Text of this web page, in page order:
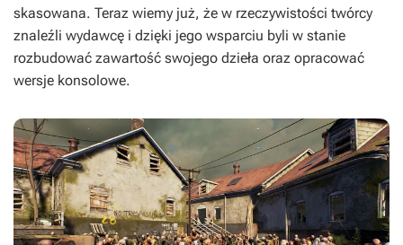
skasowana. Teraz wiemy już, że w rzeczywistości twórcy
znaleźli wydawcę i dzięki jego wsparciu byli w stanie
rozbudować zawartość swojego dzieła oraz opracować
wersje konsolowe.